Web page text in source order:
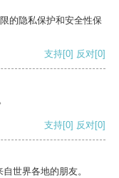
的隐私保护和安全性保
支持[0] 反对[0]
支持[0] 反对[0]
世界各地的朋友。